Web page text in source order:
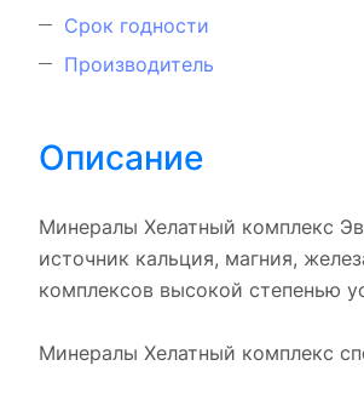
Срок годности
Производитель
Описание
Минералы Хелатный комплекс
источник кальция, магния,
комплексов высокой степенью
Минералы Хелатный комплекс